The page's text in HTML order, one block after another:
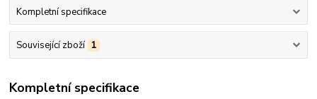
Kompletní specifikace
Související zboží 1
Kompletní specifikace